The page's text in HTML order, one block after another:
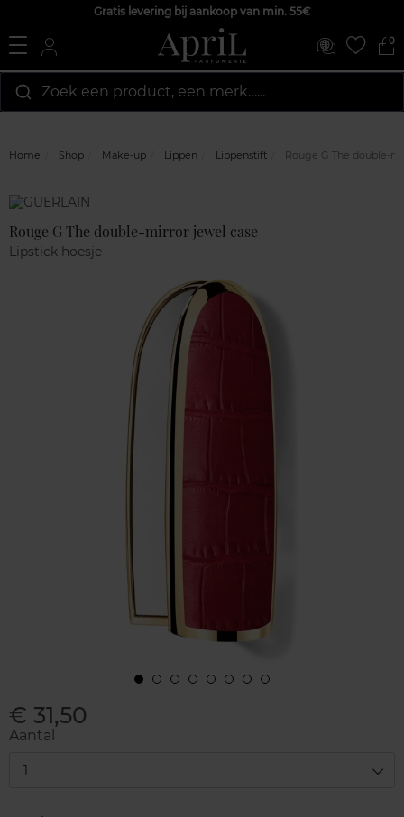
Gratis levering bij aankoop van min. 55€
0
Zoek een product, een merk…...
Home Shop Make-up Lippen Lippenstift Rouge G The double-
Marque
Rouge G The double-mirror jewel case
Lipstick hoesje
€ 31,50
Aantal
1